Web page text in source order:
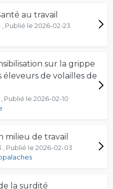
au travail
Publié le 2026-02-23
sur la grippe
éleveurs de volailles de
Publié le 2026-02-10
milieu de travail
Publié le 2026-02-03
la surdité